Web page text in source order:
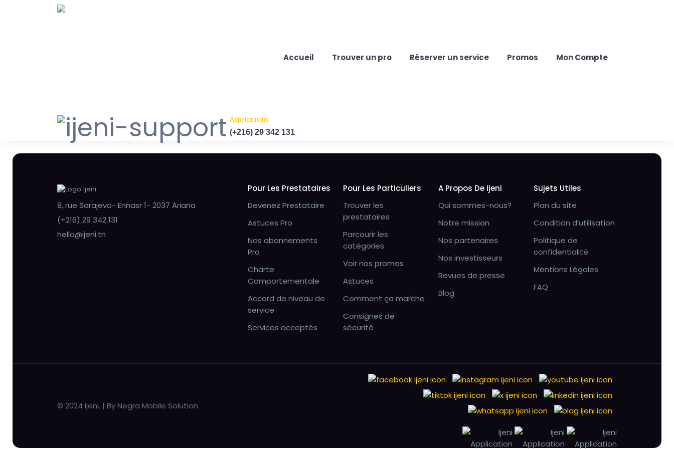
Accueil Trouver un pro Réserver un service Promos Mon Compte
Appelez-nous
(+216) 29 342 131
8, rue Sarajevo- Ennasr 1- 2037 Ariana
(+216) 29 342 131
hello@ijeni.tn
Pour Les Prestataires
Devenez Prestataire
Astuces Pro
Nos abonnements
Pro
Charte
Comportementale
Accord de niveau de
service
Services acceptés
Pour Les Particuliers
Trouver les
prestataires
Parcourir les
catégories
Voir nos promos
Astuces
Comment ça marche
Consignes de
sécurité
A Propos De Ijeni
Qui sommes-nous?
Notre mission
Nos partenaires
Nos investisseurs
Revues de presse
Blog
Sujets Utiles
Plan du site
Condition d’utilisation
Politique de
confidentialité
Mentions Légales
FAQ
© 2024 Ijeni. | By Negra Mobile Solution